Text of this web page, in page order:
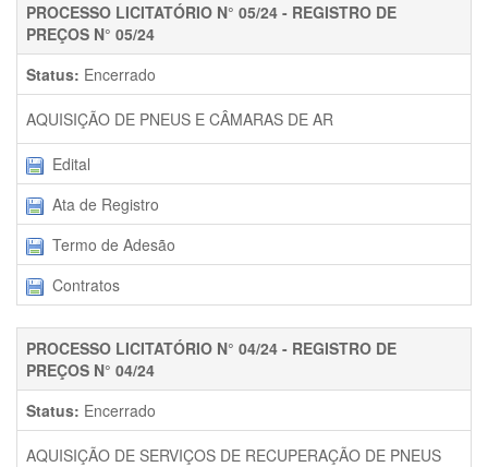
PROCESSO LICITATÓRIO N° 05/24 - REGISTRO DE
PREÇOS N° 05/24
Status: Encerrado
AQUISIÇÃO DE PNEUS E CÂMARAS DE AR
Edital
Ata de Registro
Termo de Adesão
Contratos
PROCESSO LICITATÓRIO N° 04/24 - REGISTRO DE
PREÇOS N° 04/24
Status: Encerrado
AQUISIÇÃO DE SERVIÇOS DE RECUPERAÇÃO DE PNEUS